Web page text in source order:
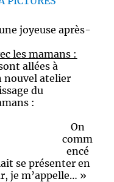
après-
les mamans :
allées à
nouvel atelier
du
:
On
comm
encé
se présenter en
je m’appelle… »